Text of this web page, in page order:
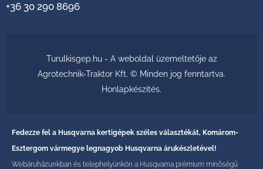
+36 30 290 8696
Turulkisgep.hu - A weboldal üzemeltetője az
Agrotechnik-Traktor Kft. © Minden jog fenntartva.
Honlapkészítés.
Fedezze fel a Husqvarna kertigépek széles választékát, Komárom-
Esztergom vármegye legnagyob Husqvarna árukészletével!
Webáruházunkban és telephelyünkön a Husqvarna prémium minőségű